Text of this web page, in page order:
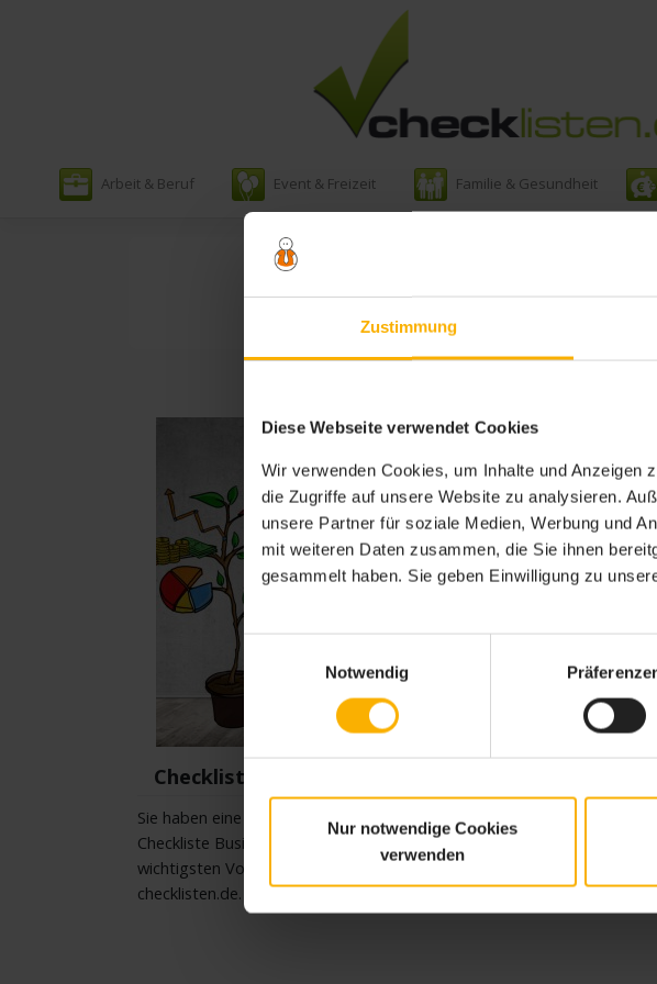
Zustimmung
Diese Webseite verwendet Cookies
Wir verwenden Cookies, um Inhalte und Anzeigen
die Zugriffe auf unsere Website zu analysieren.
unsere Partner für soziale Medien, Werbung und
mit weiteren Daten zusammen, die Sie ihnen
gesammelt haben. Sie geben Einwilligung zu
Notwendig
Nur notwendige Cookies
verwenden
Arbeit & Beruf Event & Freizeit Familie & Gesundheit
Schlagwort:
Checkliste Businessplan erstellen
Sie haben eine zündende Geschäftsidee? Die
Checkliste Businessplan erstellen hift Ihnen bei der
wichtigsten Vorbereitung. Kostenlos als pdf auf
checklisten.de.